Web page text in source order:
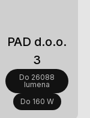
PAD d.o.o.
3
Do 26088
lumena
Do 160 W